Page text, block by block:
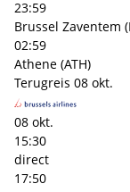
23:59
Brussel Zaventem
02:59
Athene (ATH)
Terugreis 08 okt.
08 okt.
15:30
direct
17:50